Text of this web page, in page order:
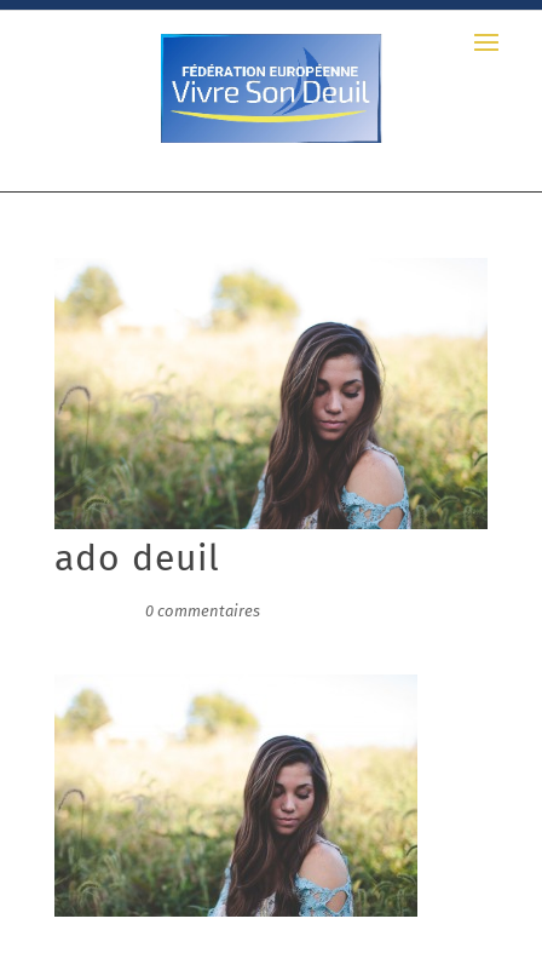
ado deuil
0 commentaires